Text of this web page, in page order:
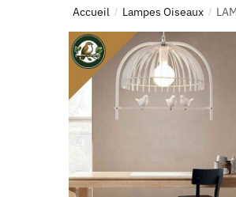
Accueil / Lampes Oiseaux /